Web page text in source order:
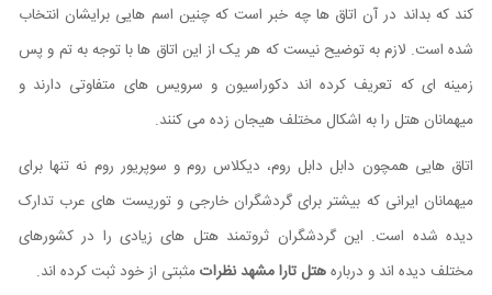
کند که بداند در آن اتاق ها چه خبر است که چنین اسم هایی برایشان انتخاب
شده است. لازم به توضیح نیست که هر یک از این اتاق ها با توجه به تم و پس
زمینه ای که تعریف کرده اند دکوراسیون و سرویس های متفاوتی دارند و
میهمانان هتل را به اشکال مختلف هیجان زده می کنند.
اتاق هایی همچون دابل دابل روم، دیکلاس روم و سوپریور روم نه تنها برای
میهمانان ایرانی که بیشتر برای گردشگران خارجی و توریست های عرب تدارک
دیده شده است. این گردشگران ثروتمند هتل های زیادی را در کشورهای
مختلف دیده اند و دربارههتل تارا مشهد نظراتمثبتی از خود ثبت کرده اند.